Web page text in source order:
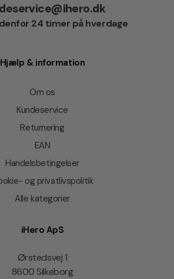
24 timer på hverdage
Hjælp & information
Om os
Kundeservice
Returnering
EAN
Handelsbetingelser
og privatlivspolitik
Alle kategorier
iHero ApS
Ørstedsvej 1
8600 Silkeborg